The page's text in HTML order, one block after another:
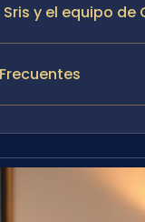
Sris y el equipo